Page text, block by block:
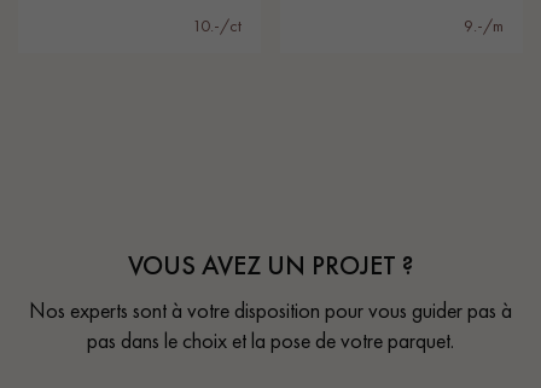
10.-/ct 9.-/m
VOUS AVEZ UN PROJET ?
Nos experts sont à votre disposition pour vous guider pas à
pas dans le choix et la pose de votre parquet.